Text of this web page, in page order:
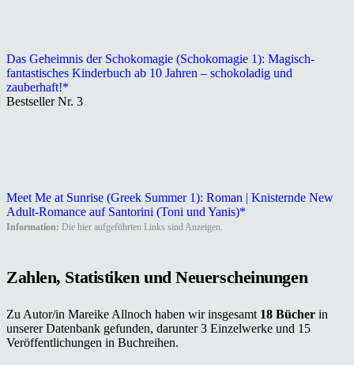
Das Geheimnis der Schokomagie (Schokomagie 1): Magisch-
fantastisches Kinderbuch ab 10 Jahren – schokoladig und
zauberhaft!​*
Bestseller Nr. 3
Meet Me at Sunrise (Greek Summer 1): Roman | Knisternde New
Adult-Romance auf Santorini (Toni und Yanis)*
Information: Die hier aufgeführten Links sind Anzeigen.
Zahlen, Statistiken und Neuerscheinungen
Zu Autor/in Mareike Allnoch haben wir insgesamt 18 Bücher in
unserer Datenbank gefunden, darunter 3 Einzelwerke und 15
Veröffentlichungen in Buchreihen.